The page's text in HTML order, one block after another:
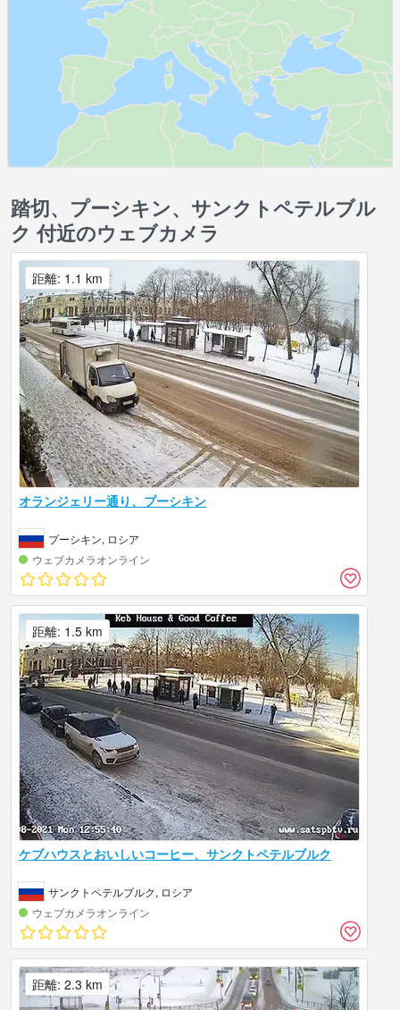
踏切、プーシキン、サンクトペテルブル
ク 付近のウェブカメラ
オランジェリー通り、プーシキン
プーシキン, ロシア
ウェブカメラオンライン
距離: 1.1 km
ケブハウスとおいしいコーヒー、サンクトペテルブルク
サンクトペテルブルク, ロシア
ウェブカメラオンライン
距離: 1.5 km
距離: 2.3 km